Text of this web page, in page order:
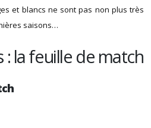
et blancs ne sont pas non plus très
saisons…
: la feuille de match